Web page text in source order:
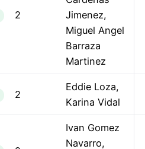
2
Jimenez,
Miguel Angel
Barraza
Martinez
2
Eddie Loza,
Karina Vidal
Ivan Gomez
Navarro,